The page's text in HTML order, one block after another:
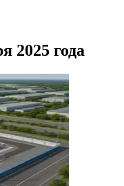
2025 года